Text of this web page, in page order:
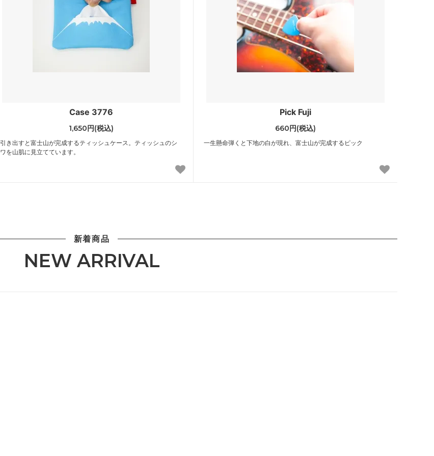
Case 3776
1,650円(税込)
引き出すと富士山が完成するティッシュケース。ティッシュのシ
ワを山肌に見立てています。
Pick Fuji
660円(税込)
一生懸命弾くと下地の白が現れ、富士山が完成するピック
新着商品
NEW ARRIVAL